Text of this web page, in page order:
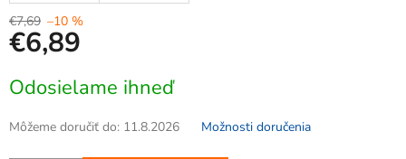
€7,69 –10 %
€6,89
cena:
Odosielame ihneď
Môžeme doručiť do: 11.8.2026 Možnosti doručenia